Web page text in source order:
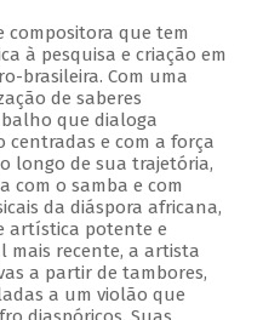
compositora que tem
à pesquisa e criação em
brasileira. Com uma
de saberes
que dialoga
centradas e com a força
longo de sua trajetória,
com o samba e com
da diáspora africana,
artística potente e
mais recente, a artista
a partir de tambores,
a um violão que